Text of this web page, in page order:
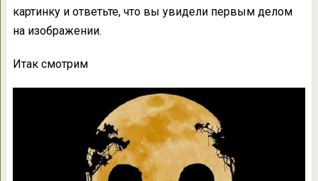
картинку и ответьте, что вы увидели первым делом
на изображении.
Итак смотрим